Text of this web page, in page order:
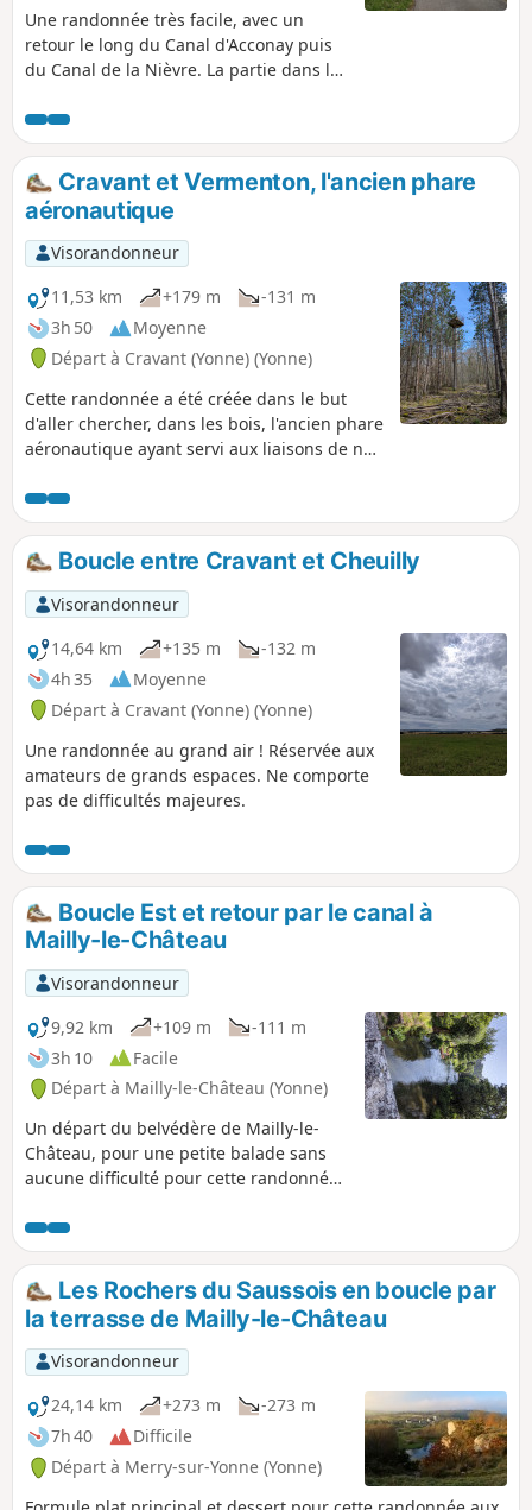
Une randonnée très facile, avec un
retour le long du Canal d'Acconay puis
du Canal de la Nièvre. La partie dans les
Accolay.
Cravant et Vermenton, l'ancien phare
aéronautique
Visorandonneur
11,53 km
+179 m
-131 m
3h 50
Moyenne
Départ à Cravant (Yonne) (Yonne)
Cette randonnée a été créée dans le but
d'aller chercher, dans les bois, l'ancien phare
aéronautique ayant servi aux liaisons de nuit
tracé est assez simple, et plutôt propre. Vous
verrez sûrement des chevaux, des
chevreuils, et profiterez de panoramas.
Boucle entre Cravant et Cheuilly
Visorandonneur
14,64 km
+135 m
-132 m
4h 35
Moyenne
Départ à Cravant (Yonne) (Yonne)
Une randonnée au grand air ! Réservée aux
amateurs de grands espaces. Ne comporte
pas de difficultés majeures.
Boucle Est et retour par le canal à
Mailly-le-Château
Visorandonneur
9,92 km
+109 m
-111 m
3h 10
Facile
Départ à Mailly-le-Château (Yonne)
Un départ du belvédère de Mailly-le-
Château, pour une petite balade sans
aucune difficulté pour cette randonnée
du canal. .
Les Rochers du Saussois en boucle par
la terrasse de Mailly-le-Château
Visorandonneur
24,14 km
+273 m
-273 m
7h 40
Difficile
Départ à Merry-sur-Yonne (Yonne)